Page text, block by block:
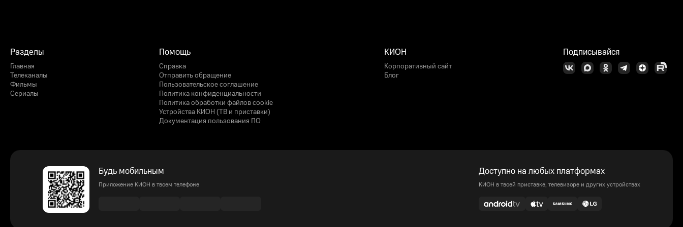
Разделы
Главная
Телеканалы
Фильмы
Сериалы
Помощь
Справка
Отправить обращение
Пользовательское соглашение
Политика конфиденциальности
Политика обработки файлов cookie
Устройства КИОН (ТВ и приставки)
Документация пользования ПО
КИОН
Корпоративный сайт
Блог
Подписывайся
Будь мобильным
Приложение КИОН в твоем телефоне
Доступно на любых платформах
КИОН в твоей приставке, телевизоре и других устройствах